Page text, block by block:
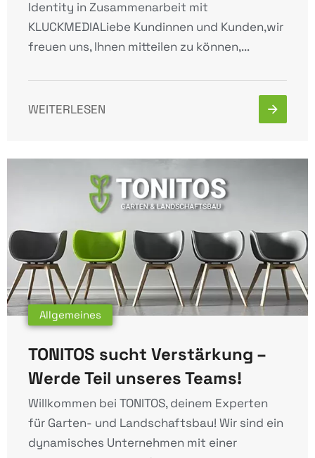
Identity in Zusammenarbeit mit
KLUCKMEDIALiebe Kundinnen und Kunden,wir
freuen uns, Ihnen mitteilen zu können,...
WEITERLESEN
Allgemeines
TONITOS sucht Verstärkung –
Werde Teil unseres Teams!
Willkommen bei TONITOS, deinem Experten
für Garten- und Landschaftsbau! Wir sind ein
dynamisches Unternehmen mit einer